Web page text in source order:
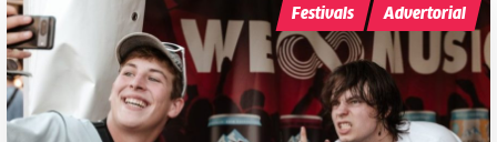
Festivals Advertorial